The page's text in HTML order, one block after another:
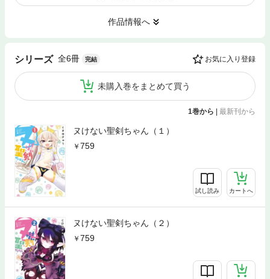
作品情報へ
シリーズ 全6冊 完結 お気に入り登録
未購入巻をまとめて買う
1巻から | 最新刊から
ヌけない聖剣ちゃん（１）
759
試し読み カートへ
ヌけない聖剣ちゃん（２）
759